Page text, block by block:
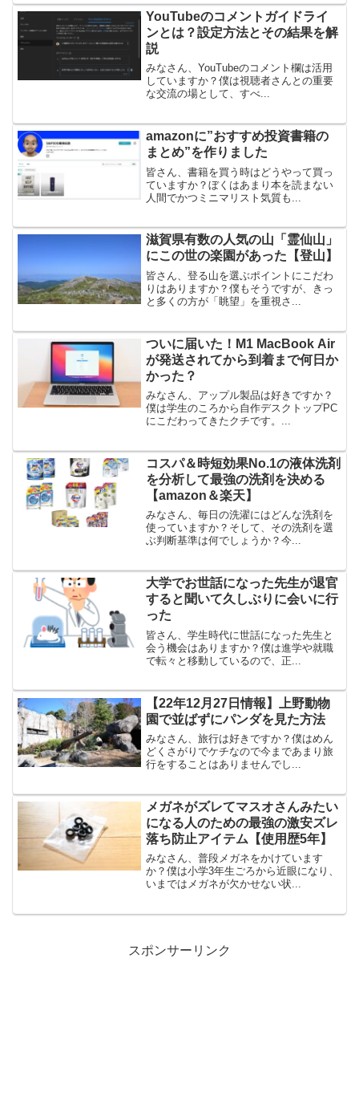
YouTubeのコメントガイドライ
ンとは？設定方法とその結果を解
説
みなさん、YouTubeのコメント欄は活用
していますか？僕は視聴者さんとの重要
な交流の場として、すべ...
amazonに”おすすめ投資書籍の
まとめ”を作りました
皆さん、書籍を買う時はどうやって買っ
ていますか？ぼくはあまり本を読まない
人間でかつミニマリスト気質も...
滋賀県有数の人気の山「霊仙山」
にこの世の楽園があった【登山】
皆さん、登る山を選ぶポイントにこだわ
りはありますか？僕もそうですが、きっ
と多くの方が「眺望」を重視さ...
ついに届いた！M1 MacBook Air
が発送されてから到着まで何日か
かった？
みなさん、アップル製品は好きですか？
僕は学生のころから自作デスクトップPC
にこだわってきたクチです。...
コスパ＆時短効果No.1の液体洗剤
を分析して最強の洗剤を決める
【amazon＆楽天】
みなさん、毎日の洗濯にはどんな洗剤を
使っていますか？そして、その洗剤を選
ぶ判断基準は何でしょうか？今...
大学でお世話になった先生が退官
すると聞いて久しぶりに会いに行
った
皆さん、学生時代に世話になった先生と
会う機会はありますか？僕は進学や就職
で転々と移動しているので、正...
【22年12月27日情報】上野動物
園で並ばずにパンダを見た方法
みなさん、旅行は好きですか？僕はめん
どくさがりでケチなので今まであまり旅
行をすることはありませんでし...
メガネがズレてマスオさんみたい
になる人のための最強の激安ズレ
落ち防止アイテム【使用歴5年】
みなさん、普段メガネをかけています
か？僕は小学3年生ごろから近眼になり、
いまではメガネが欠かせない状...
スポンサーリンク